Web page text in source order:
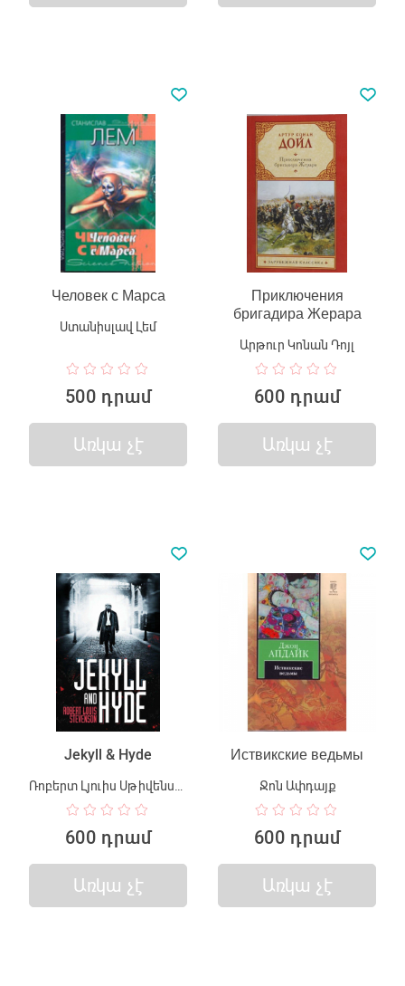
Человек с Марса
Ստանիսլավ Լեմ
500 դրամ
Առկա չէ
Приключения
бригадира Жерара
Արթուր Կոնան Դոյլ
600 դրամ
Առկա չէ
Jekyll & Hyde
Ռոբերտ Լյուիս Սթիվենսոն
600 դրամ
Առկա չէ
Иствикские ведьмы
Ջոն Ափդայք
600 դրամ
Առկա չէ